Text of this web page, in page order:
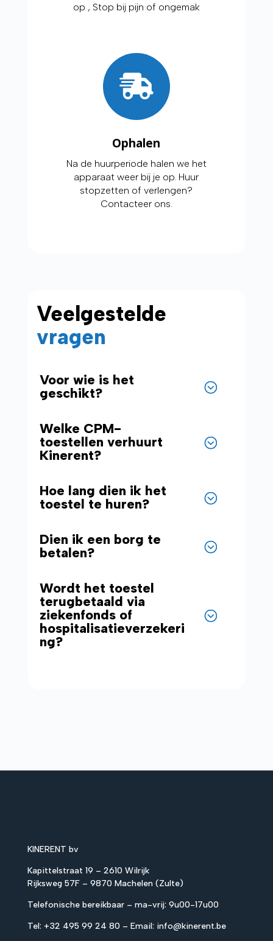
op , Stop bij pijn of ongemak
Ophalen
Na de huurperiode halen we het
apparaat weer bij je op. Huur
stopzetten of verlengen?
Contacteer ons.
Veelgestelde
vragen
Voor wie is het
geschikt?
Welke CPM-
toestellen verhuurt
Kinerent?
Hoe lang dien ik het
toestel te huren?
Dien ik een borg te
betalen?
Wordt het toestel
terugbetaald via
ziekenfonds of
hospitalisatieverzekeri
ng?
KINERENT bv
Kapittelstraat 19 – 2610 Wilrijk
Rijksweg 57F – 9870 Machelen (Zulte)
Telefonische bereikbaar – ma-vrij: 9u00-17u00
Tel: +32 495 99 24 80 – Email: info@kinerent.be